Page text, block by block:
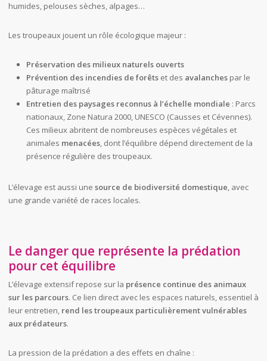
humides, pelouses sèches, alpages…
Les troupeaux jouent un rôle écologique majeur :
Préservation des milieux naturels ouverts
Prévention des incendies de forêtset des avalanchespar le
pâturage maîtrisé
Entretien des paysages reconnus à l’échelle mondiale : Parcs
nationaux, Zone Natura 2000, UNESCO (Causses et Cévennes).
Ces milieux abritent de nombreuses espèces végétales et
animales menacées, dont l’équilibre dépend directement de la
présence régulière des troupeaux.
L’élevage est aussi une source de biodiversité domestique, avec
une grande variété de races locales.
Le danger que représente la prédation
pour cet équilibre
L’élevage extensif repose sur la présence continue des animaux
sur les parcours. Ce lien direct avec les espaces naturels, essentiel à
leur entretien, rend les troupeaux particulièrement vulnérables
aux prédateurs.
La pression de la prédation a des effets en chaîne :